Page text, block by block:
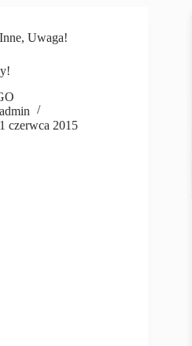
Inne,Uwaga!
admin
1 czerwca 2015